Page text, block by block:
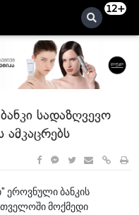
12+
სადაზღვევო
ამკაცრებს
ეროვნული ბანკის
მოქმედი